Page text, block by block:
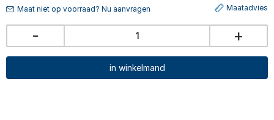
Maat niet op voorraad? Nu aanvragen Maatadvies
- +
in winkelmand